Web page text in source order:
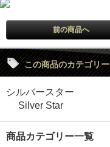
前の商品へ
この商品のカテゴリー
シルバースター
Silver Star
商品カテゴリー一覧